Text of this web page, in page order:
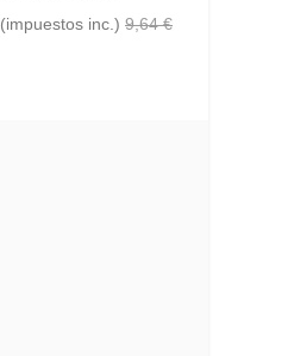
(impuestos inc.) 9,64 €